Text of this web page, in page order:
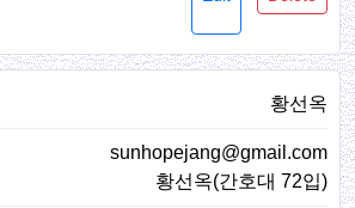
황선옥
sunhopejang@gmail.com
황선옥(간호대 72입)